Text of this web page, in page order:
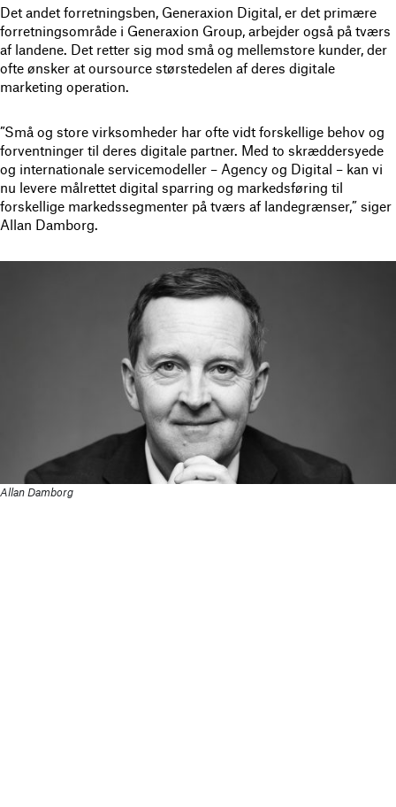
Det andet forretningsben, Generaxion Digital, er det primære
forretningsområde i Generaxion Group, arbejder også på tværs
af landene. Det retter sig mod små og mellemstore kunder, der
ofte ønsker at oursource størstedelen af deres digitale
marketing operation.
”Små og store virksomheder har ofte vidt forskellige behov og
forventninger til deres digitale partner. Med to skræddersyede
og internationale servicemodeller – Agency og Digital – kan vi
nu levere målrettet digital sparring og markedsføring til
forskellige markedssegmenter på tværs af landegrænser,” siger
Allan Damborg.
Allan Damborg